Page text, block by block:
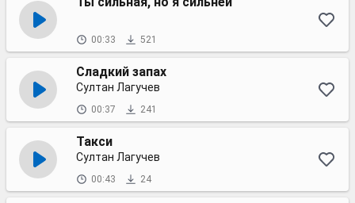
00:33 521
Сладкий запах
Султан Лагучев
00:37 241
Такси
Султан Лагучев
00:43 24